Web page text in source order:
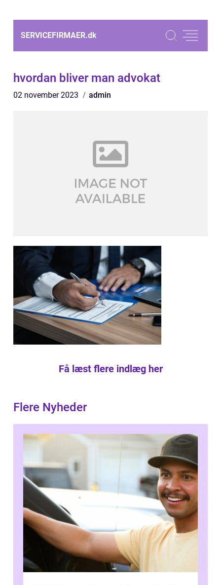
SERVICEFIRMAER.dk
hvordan bliver man advokat
02 november 2023 admin
Få læst flere indlæg her
Flere Nyheder